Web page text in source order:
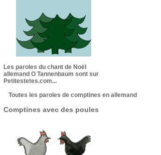
Les paroles du chant de Noël
allemand O Tannenbaum sont sur
Petitestetes.com...
Toutes les paroles de comptines en allemand
Comptines avec des poules